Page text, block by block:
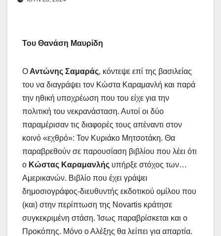
Του Θανάση Μαυρίδη
Ο Αντώνης Σαμαράς, κόντεψε επί της βασιλείας
του να διαγράψει τον Κώστα Καραμανλή και παρά
την ηθική υποχρέωση που του είχε για την
πολιτική του νεκρανάσταση. Αυτοί οι δύο
παραμέρισαν τις διαφορές τους απέναντι στον
κοινό «εχθρό»: Τον Κυριάκο Μητσοτάκη. Θα
παραβρεθούν σε παρουσίαση βιβλίου που λέει ότι
ο Κώστας Καραμανλής υπήρξε στόχος των…
Αμερικανών. Βιβλίο που έχει γράψει
δημοσιογράφος-διευθυντής εκδοτικού ομίλου που
(και) στην περίπτωση της Novartis κράτησε
συγκεκριμένη στάση. Ίσως παραβρίσκεται και ο
Προκόπης. Μόνο ο Αλέξης θα λείπει για απαρτία.